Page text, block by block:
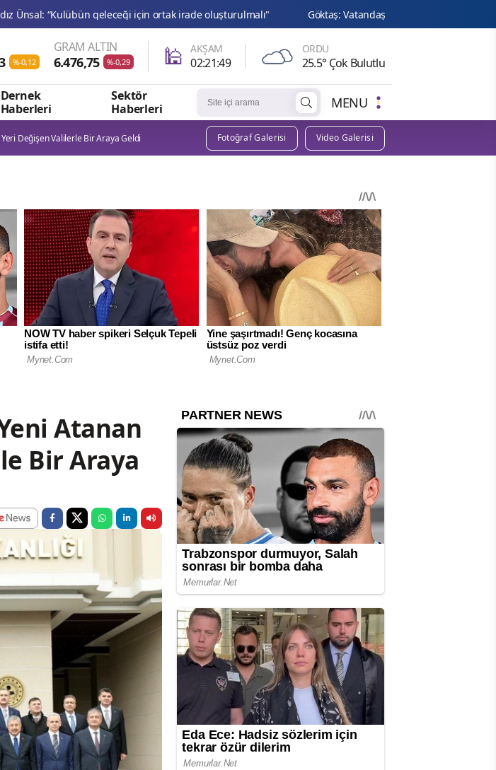
geleceği için ortak irade oluşturulmalı" Göktaş: Vatandaşlarımızın yaşam kalitelerini artırmaya
%-0,12
GRAM ALTIN
6.476,75 %-0,29 🕌 AKŞAM
02:21:48
ORDU
25.5° Çok Bulutlu
Dernek
Haberleri
Sektör
Haberleri
MENU
Değişen Valilerle Bir Araya Geldi Fotoğraf Galerisi Video Galerisi
Atanan
Bir Araya